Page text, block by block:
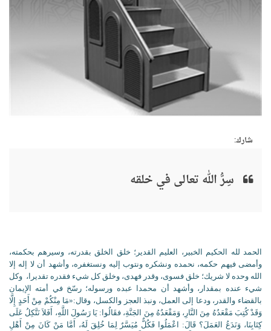
شارك:
سِرُّ الله تعالى في خلقه
الحمد لله الحكيم الخبير، العليم القدير؛ خلق الخلق بقدرته، وسيرهم بحكمته،
وأمضى فيهم حكمه، نحمده ونشكره ونتوب إليه ونستغفره، وأشهد أن لا إله إلا
الله وحده لا شريك؛ خلق فسوى، وقدر فهدى، وخلق كل شيء فقدره تقديرا، وكل
شيء عنده بمقدار، وأشهد أن محمدا عبده ورسوله؛ رسّخ في أمته الإيمان
بالقضاء والقدر، ودعا إلى العمل، ونبذ العجز والكسل، وقال:«مَا مِنْكُمْ مِنْ أَحَدٍ إِلَّا
وَقَدْ كُتِبَ مَقْعَدُهُ مِنَ النَّارِ، وَمَقْعَدُهُ مِنَ الجَنَّةِ، فقَالُوا: يَا رَسُولَ اللَّهِ، أَفَلاَ نَتَّكِلُ عَلَى
كِتَابِنَا، وَنَدَعُ العَمَلَ؟ قَالَ: اعْمَلُوا فَكُلٌّ مُيَسَّرٌ لِمَا خُلِقَ لَهُ، أَمَّا مَنْ كَانَ مِنْ أَهْلِ